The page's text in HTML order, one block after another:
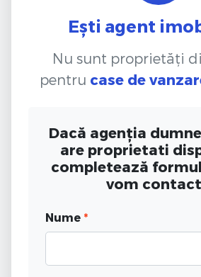
Ești agent
Nu sunt proprietăți
pentru case de
Dacă agenția
are proprietati
completează
vom
Nume *